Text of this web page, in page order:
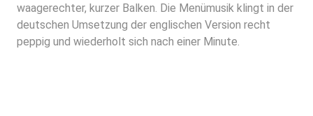
waagerechter, kurzer Balken. Die Menümusik klingt in der
deutschen Umsetzung der englischen Version recht
peppig und wiederholt sich nach einer Minute.